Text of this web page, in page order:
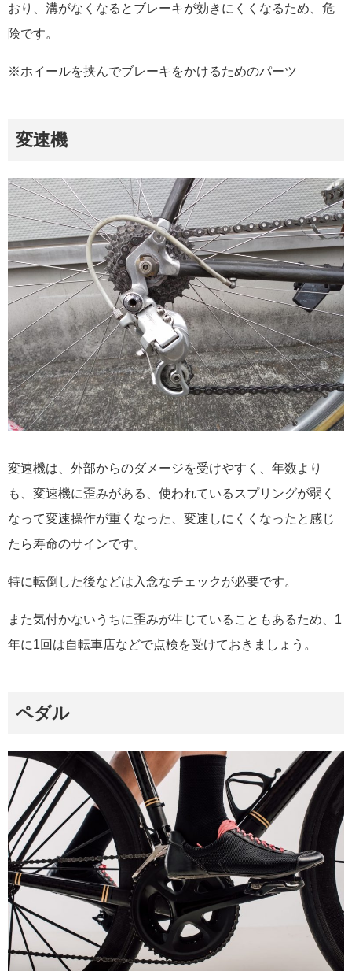
おり、溝がなくなるとブレーキが効きにくくなるため、危
険です。
※ホイールを挟んでブレーキをかけるためのパーツ
変速機
変速機は、外部からのダメージを受けやすく、年数より
も、変速機に歪みがある、使われているスプリングが弱く
なって変速操作が重くなった、変速しにくくなったと感じ
たら寿命のサインです。
特に転倒した後などは入念なチェックが必要です。
また気付かないうちに歪みが生じていることもあるため、1
年に1回は自転車店などで点検を受けておきましょう。
ペダル